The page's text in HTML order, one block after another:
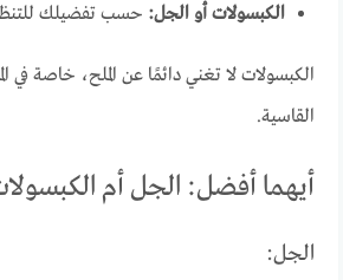
الكبسولات أو الجل: حسب تفضيلك
الكبسولات لا تغني دائمًا عن الملح، خاصة في
القاسية.
أيهما أفضل: الجل أم
الجل: